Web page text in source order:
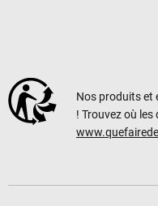
Nos produits et
! Trouvez où les